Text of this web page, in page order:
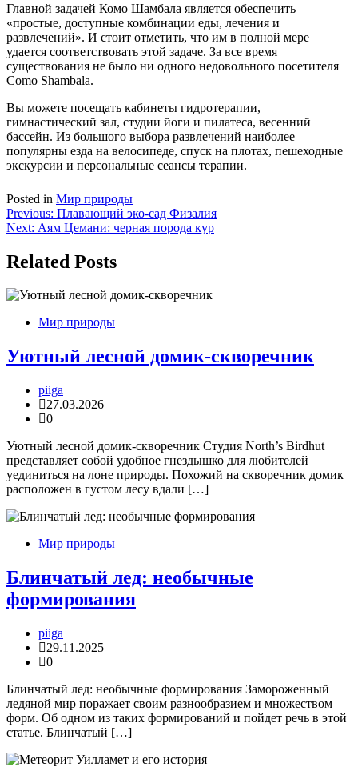
Главной задачей Комо Шамбала является обеспечить
«простые, доступные комбинации еды, лечения и
развлечений». И стоит отметить, что им в полной мере
удается соответствовать этой задаче. За все время
существования не было ни одного недовольного посетителя
Como Shambala.
Вы можете посещать кабинеты гидротерапии,
гимнастический зал, студии йоги и пилатеса, весенний
бассейн. Из большого выбора развлечений наиболее
популярны езда на велосипеде, спуск на плотах, пешеходные
экскурсии и персональные сеансы терапии.
Posted in Мир природы
Навигация
по
записям
Previous: Плавающий эко-сад Физалия
Next: Аям Цемани: черная порода кур
Related Posts
Мир природы
Уютный лесной домик-скворечник
piiga
27.03.2026
0
Уютный лесной домик-скворечник Студия North’s Birdhut
представляет собой удобное гнездышко для любителей
уединиться на лоне природы. Похожий на скворечник домик
расположен в густом лесу вдали […]
Мир природы
Блинчатый лед: необычные
формирования
piiga
29.11.2025
0
Блинчатый лед: необычные формирования Замороженный
ледяной мир поражает своим разнообразием и множеством
форм. Об одном из таких формирований и пойдет речь в этой
статье. Блинчатый […]